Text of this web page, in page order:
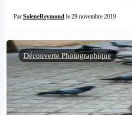
Par SoleneReymondle 29 novembre 2019
Découverte Photographique